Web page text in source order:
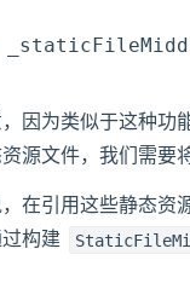
因为类似于这种功
源文件，我们需要
在引用这些静态资
构建